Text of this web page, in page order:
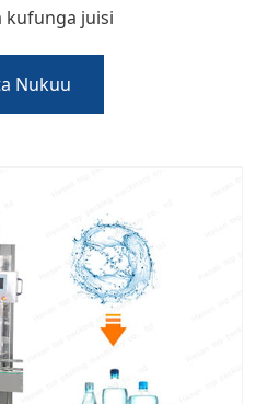
kufunga juisi
Nukuu